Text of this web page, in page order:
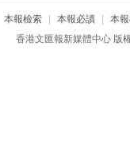
本報檢索 本報必讀
本
香港文匯報新媒體中心 版